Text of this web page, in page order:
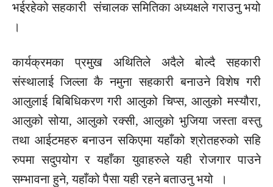
भईरहेकोसहकारीसंचालकसमितिका अध्यक्षले गराउनु भयो
।
कार्यक्रमका प्रमुख अथितिले अदैलेबोल्दै सहकारी
संस्थालाई जिल्ला कै नमुना सहकारी बनाउने विशेष गरी
आलुलाईबिबिधिकरणगरी आलुको चिप्स, आलुको मस्यौरा,
आलुकोसोया, आलुको रक्सी, आलुको भुजिया जस्ता वस्तु
तथाआईटमहरुबनाउन सकिएमा यहाँकोश्रोतहरुको सहि
रुपमा सदुपयोग र यहाँकायुवाहरुलेयही रोजगार पाउने
सम्भावना हुने, यहाँको पैसा यही रहने बताउनु भयो ।